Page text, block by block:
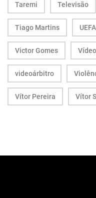
Taremi Televisão
Tiago Martins UEFA
Victor Gomes Vídeo
videoárbitro
Vítor Pereira Vítor